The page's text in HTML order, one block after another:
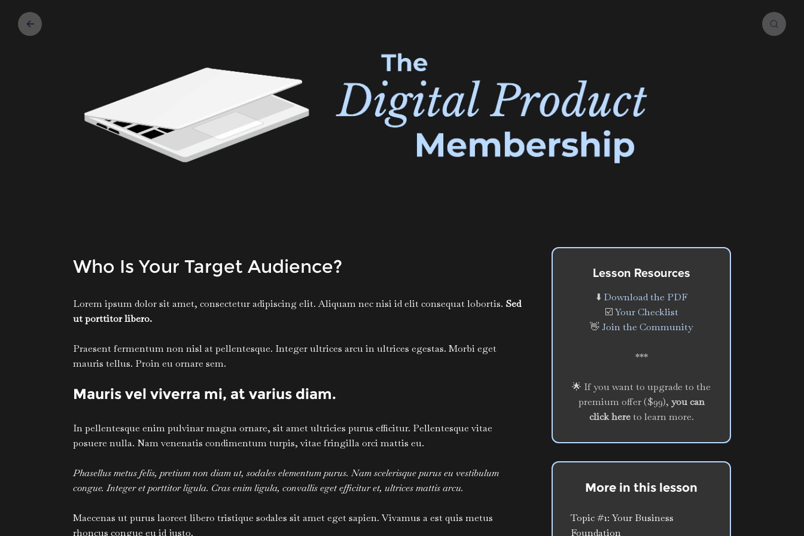
Who Is Your Target Audience?
Lorem ipsum dolor sit amet, consectetur adipiscing elit. Aliquam nec nisi id elit consequat lobortis. Sed
ut porttitor libero.
Praesent fermentum non nisl at pellentesque. Integer ultrices arcu in ultrices egestas. Morbi eget
mauris tellus. Proin eu ornare sem.
Mauris vel viverra mi, at varius diam.
In pellentesque enim pulvinar magna ornare, sit amet ultricies purus efficitur. Pellentesque vitae
posuere nulla. Nam venenatis condimentum turpis, vitae fringilla orci mattis eu.
Phasellus metus felis, pretium non diam ut, sodales elementum purus. Nam scelerisque purus eu vestibulum
congue. Integer et porttitor ligula. Cras enim ligula, convallis eget efficitur et, ultrices mattis arcu.
Maecenas ut purus laoreet libero tristique sodales sit amet eget sapien. Vivamus a est quis metus
rhoncus congue eu id justo.
Lesson Resources
⬇️ Download the PDF
☑️Your Checklist
👋Join the Community
***
🌟 If you want to upgrade to the
premium offer ($99), you can
click hereto learn more.
More in this lesson
Topic #1: Your Business
Foundation